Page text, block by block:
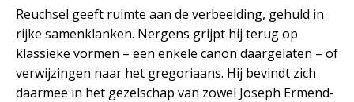
Reuchsel geeft ruimte aan de verbeelding, gehuld in
rijke samenklanken. Nergens grijpt hij terug op
klassieke vormen – een enkele canon daargelaten – of
verwijzingen naar het gregoriaans. Hij bevindt zich
daarmee in het gezelschap van zowel Joseph Ermend-